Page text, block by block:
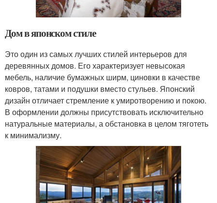
Дом в японском стиле
Это один из самых лучших стилей интерьеров для
деревянных домов. Его характеризует невысокая
мебель, наличие бумажных ширм, циновки в качестве
ковров, татами и подушки вместо стульев. Японский
дизайн отличает стремление к умиротворению и покою.
В оформлении должны присутствовать исключительно
натуральные материалы, а обстановка в целом тяготеть
к минимализму.